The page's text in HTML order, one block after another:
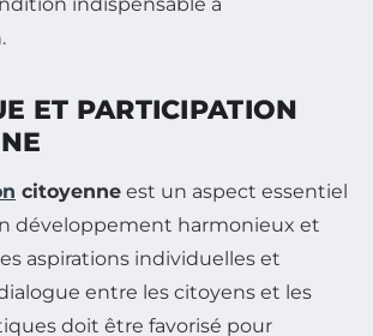
ET PARTICIPATION
citoyenne est un aspect essentiel
développement harmonieux et
aspirations individuelles et
entre les citoyens et les
doit être favorisé pour